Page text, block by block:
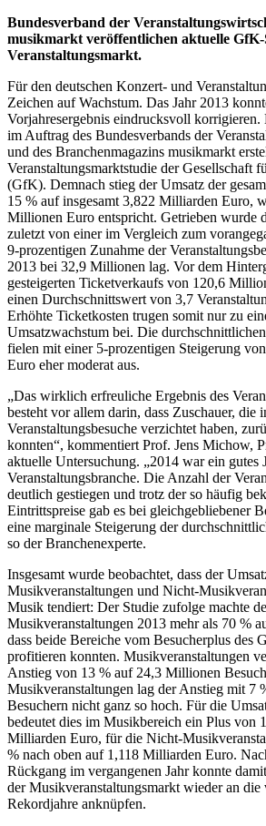
Bundesverband der
musikmarkt veröffentlichen aktuelle
Veranstaltungsmarkt.
Für den deutschen Konzert- und
Zeichen auf Wachstum. Das Jahr 2013
Vorjahresergebnis eindrucksvoll korrigieren.
im Auftrag des Bundesverbands der
und des Branchenmagazins musikmarkt
Veranstaltungsmarktstudie der Gesellschaft
(GfK). Demnach stieg der Umsatz der
15 % auf insgesamt 3,822 Milliarden Euro,
Millionen Euro entspricht. Getrieben wurde
zuletzt von einer im Vergleich zum
9-prozentigen Zunahme der
2013 bei 32,9 Millionen lag. Vor dem
gesteigerten Ticketverkaufs von 120,6
einen Durchschnittswert von 3,7
Erhöhte Ticketkosten trugen somit nur zu
Umsatzwachstum bei. Die
fielen mit einer 5-prozentigen Steigerung
Euro eher moderat aus.
„Das wirklich erfreuliche Ergebnis des
besteht vor allem darin, dass Zuschauer, die
Veranstaltungsbesuche verzichtet haben,
konnten“, kommentiert Prof. Jens Michow,
aktuelle Untersuchung. „2014 war ein gutes
Veranstaltungsbranche. Die Anzahl der
deutlich gestiegen und trotz der so häufig
Eintrittspreise gab es bei gleichgebliebener
eine marginale Steigerung der
so der Branchenexperte.
Insgesamt wurde beobachtet, dass der
Musikveranstaltungen und Nicht-
Musik tendiert: Der Studie zufolge machte
Musikveranstaltungen 2013 mehr als 70 %
dass beide Bereiche vom Besucherplus des
profitieren konnten. Musikveranstaltungen
Anstieg von 13 % auf 24,3 Millionen
Musikveranstaltungen lag der Anstieg mit 7
Besuchern nicht ganz so hoch. Für die
bedeutet dies im Musikbereich ein Plus von
Milliarden Euro, für die Nicht-
% nach oben auf 1,118 Milliarden Euro.
Rückgang im vergangenen Jahr konnte
der Musikveranstaltungsmarkt wieder an die
Rekordjahre anknüpfen.